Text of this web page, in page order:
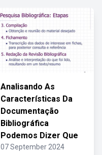
Analisando As
Características Da
Documentação
Bibliográfica
Podemos Dizer Que
07 September 2024